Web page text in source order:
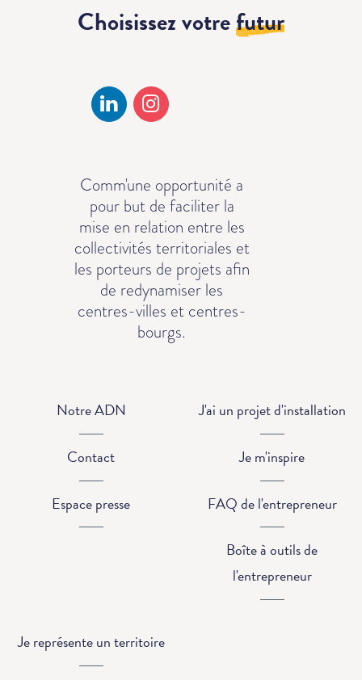
Choisissez votrefutur
Comm'une opportunité a
pour but de faciliter la
mise en relation entre les
collectivités territoriales et
les porteurs de projets afin
de redynamiser les
centres-villes et centres-
bourgs.
Notre ADN
Contact
Espace presse
J'ai un projet d'installation
Je m'inspire
FAQ de l'entrepreneur
Boîte à outils de
l'entrepreneur
Je représente un territoire